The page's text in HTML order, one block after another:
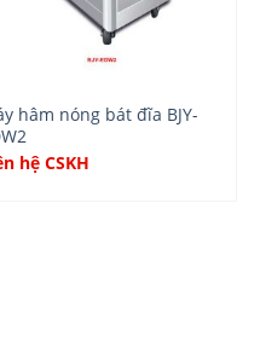
hâm nóng bát đĩa BJY-
hệ CSKH